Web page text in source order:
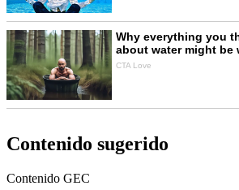
Contenido sugerido
Contenido GEC